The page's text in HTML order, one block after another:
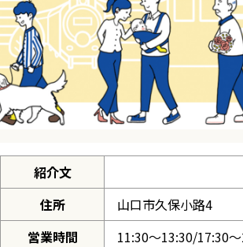
紹介文
住所
山口市久保小路4
営業時間
11:30～13:30/17:30